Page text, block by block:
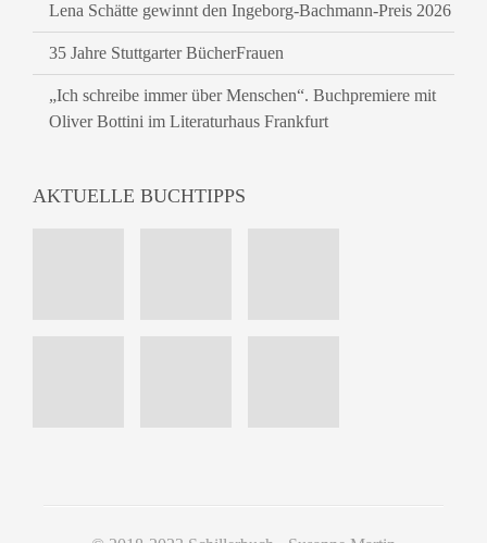
Lena Schätte gewinnt den Ingeborg-Bachmann-Preis 2026
35 Jahre Stuttgarter BücherFrauen
„Ich schreibe immer über Menschen“. Buchpremiere mit
Oliver Bottini im Literaturhaus Frankfurt
AKTUELLE BUCHTIPPS